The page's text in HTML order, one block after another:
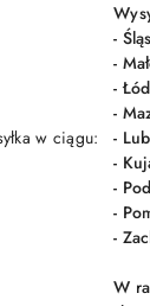
w ciągu:
-
-
-
-
-
-
-
-
-
W